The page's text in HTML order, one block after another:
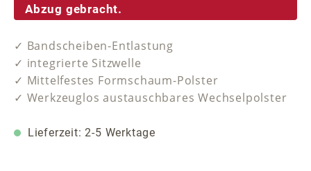
Abzug gebracht.
✓ Bandscheiben-Entlastung
✓ integrierte Sitzwelle
✓ Mittelfestes Formschaum-Polster
✓ Werkzeuglos austauschbares Wechselpolster
Lieferzeit: 2-5 Werktage